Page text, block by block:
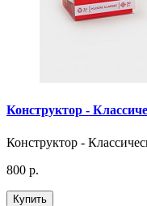
Конструктор -
Конструктор -
800 р.
Купить